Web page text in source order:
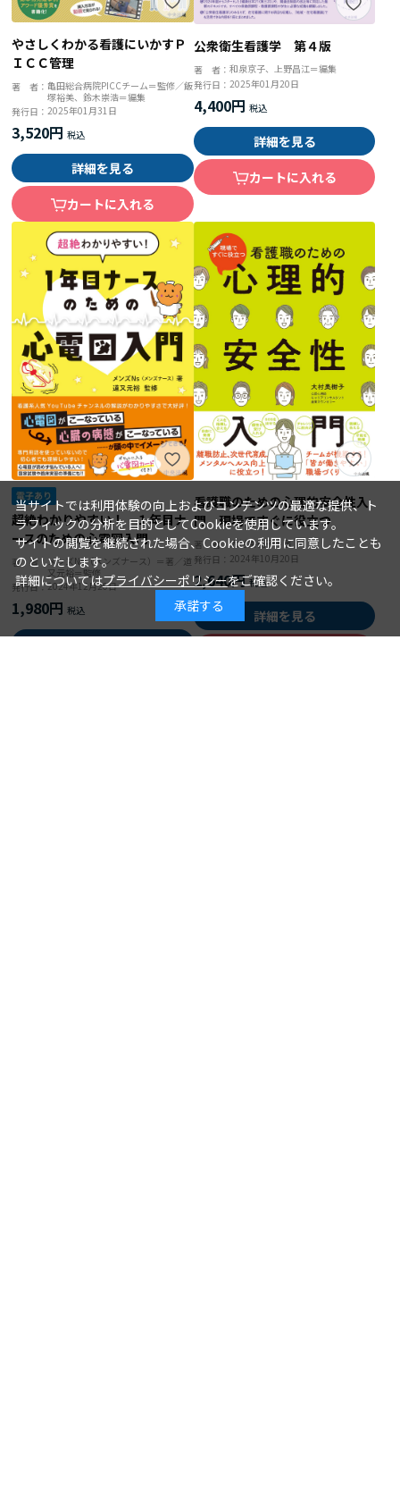
やさしくわかる看護にいかすＰ
ＩＣＣ管理
著 者： 亀田総合病院PICCチーム＝監修／飯
塚裕美、鈴木崇浩＝編集
発行日：2025年01月31日
3,520円
詳細を見る
カートに入れる
公衆衛生看護学 第４版
著 者： 和泉京子、上野昌江＝編集
発行日： 2025年01月20日
4,400円
詳細を見る
カートに入れる
超絶わかりやすい！ １年目ナ
ースのための心電図入門
著 者：メンズNs（メンズナース）＝著／道
又元裕＝監修
発行日：2024年12月20日
1,980円
看護職のための心理的安全性入
門 現場ですぐに役立つ
著 者： 大村美樹子＝著
発行日： 2024年10月20日
2,640円
詳細を見る
当サイトでは利用体験の向上およびコンテンツの最適な提供、ト
ラフィックの分析を目的としてCookieを使用しています。
サイトの閲覧を継続された場合、Cookieの利用に同意したことも
のといたします。
詳細についてはプライバシーポリシーをご確認ください。
承諾する